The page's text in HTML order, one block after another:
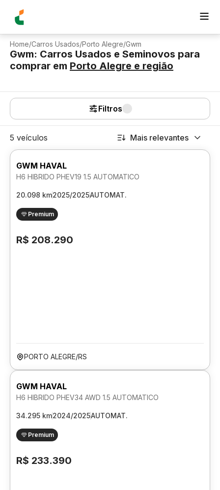
Home/Carros Usados/Porto Alegre/Gwm
Gwm: Carros Usados e Seminovos para
comprar em Porto Alegre e região
Filtros
5 veículos Mais relevantes
GWM HAVAL
H6 HIBRIDO PHEV19 1.5 AUTOMATICO
20.098 km2025/2025AUTOMAT.
Premium
R$ 208.290
PORTO ALEGRE/RS
GWM HAVAL
H6 HIBRIDO PHEV34 AWD 1.5 AUTOMATICO
34.295 km2024/2025AUTOMAT.
Premium
R$ 233.390